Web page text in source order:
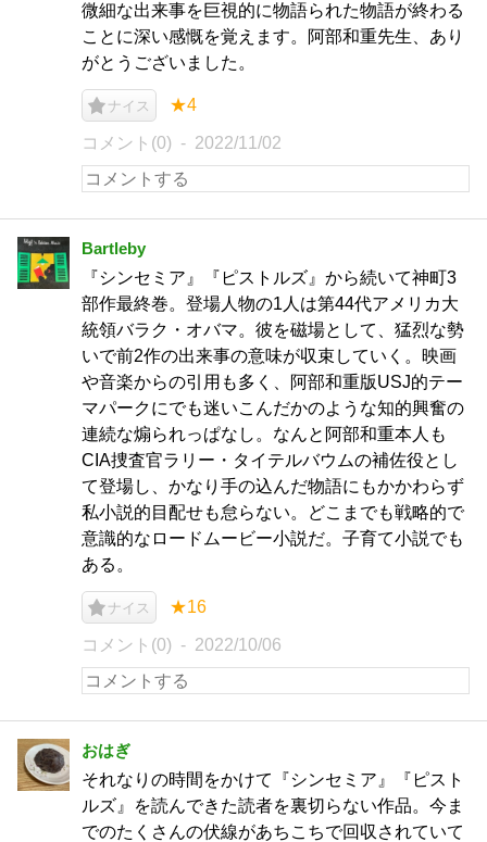
微細な出来事を巨視的に物語られた物語が終わる
ことに深い感慨を覚えます。阿部和重先生、あり
がとうございました。
ナイス ★4
コメント(0) 2022/11/02
Bartleby
『シンセミア』『ピストルズ』から続いて神町3
部作最終巻。登場人物の1人は第44代アメリカ大
統領バラク・オバマ。彼を磁場として、猛烈な勢
いで前2作の出来事の意味が収束していく。映画
や音楽からの引用も多く、阿部和重版USJ的テー
マパークにでも迷いこんだかのような知的興奮の
連続な煽られっぱなし。なんと阿部和重本人も
CIA捜査官ラリー・タイテルバウムの補佐役とし
て登場し、かなり手の込んだ物語にもかかわらず
私小説的目配せも怠らない。どこまでも戦略的で
意識的なロードムービー小説だ。子育て小説でも
ある。
ナイス ★16
コメント(0) 2022/10/06
おはぎ
それなりの時間をかけて『シンセミア』『ピスト
ルズ』を読んできた読者を裏切らない作品。今ま
でのたくさんの伏線があちこちで回収されていて